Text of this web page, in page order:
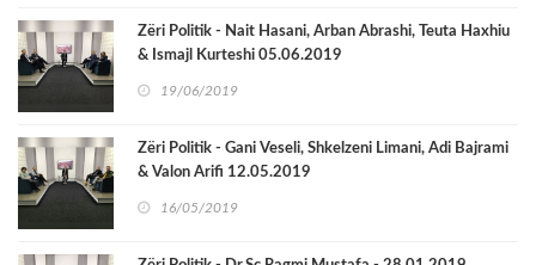
Zëri Politik - Nait Hasani, Arban Abrashi, Teuta Haxhiu
& Ismajl Kurteshi 05.06.2019
19/06/2019
Zëri Politik - Gani Veseli, Shkelzeni Limani, Adi Bajrami
& Valon Arifi 12.05.2019
16/05/2019